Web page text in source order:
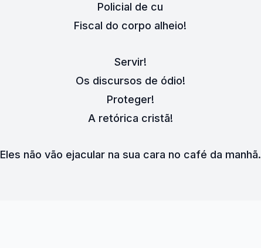
Policial de cu
Fiscal do corpo alheio!
Servir!
Os discursos de ódio!
Proteger!
A retórica cristã!
Eles não vão ejacular na sua cara no café da manhã.